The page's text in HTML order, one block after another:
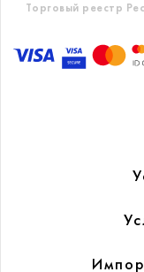
Торговый реестр